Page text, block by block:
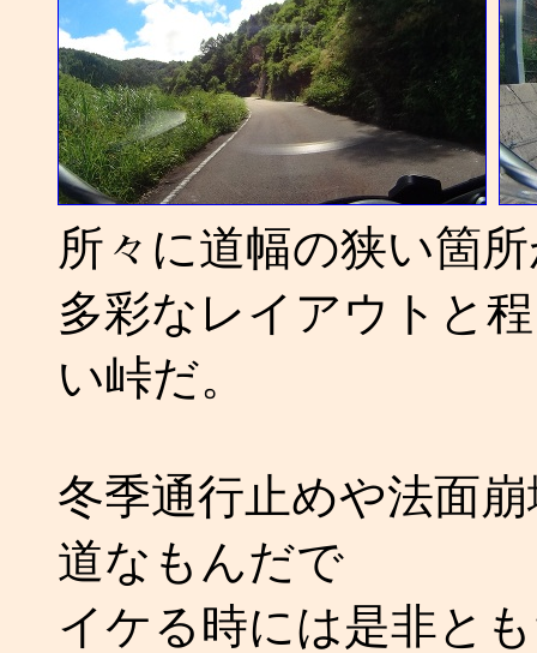
所々に道幅の狭い箇
多彩なレイアウトと
い峠だ。
冬季通行止めや法面
道なもんだで
イケる時には是非と